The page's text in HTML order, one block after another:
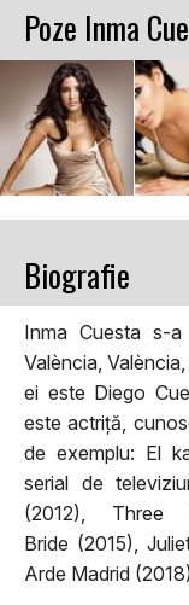
Poze Inma
Biografie
Inma Cuesta s-
València,
ei este Diego
este actriță,
de exemplu: El
serial de
(2012), Three
Bride (2015),
Arde Madrid